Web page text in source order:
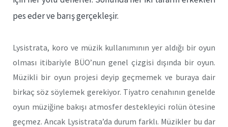
pes eder ve barış gerçekleşir.
Lysistrata, koro ve müzik kullanımının yer aldığı bir oyun
olması itibariyle BÜO’nun genel çizgisi dışında bir oyun.
Müzikli bir oyun projesi deyip geçmemek ve buraya dair
birkaç söz söylemek gerekiyor. Tiyatro cenahının genelde
oyun müziğine bakışı atmosfer destekleyici rolün ötesine
geçmez. Ancak Lysistrata’da durum farklı. Müzikler bu dar